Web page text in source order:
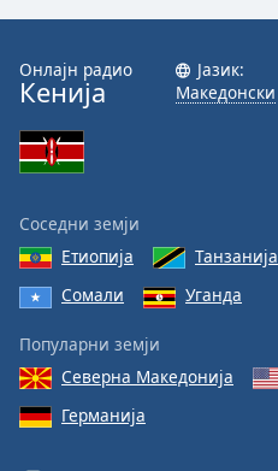
Онлајн радио
Кенија
Јазик:
Македонски
Соседни земји
Етиопија
Танзанија
Сомали
Уганда
Популарни земји
Северна Македонија
Германија